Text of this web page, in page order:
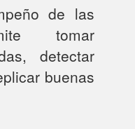
de las
tomar
detectar
buenas